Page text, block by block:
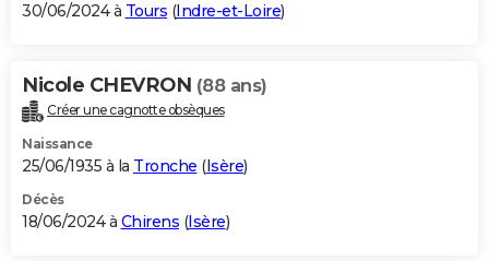
30/06/2024 à Tours (Indre-et-Loire)
Nicole CHEVRON (88 ans)
Créer une cagnotte obsèques
Naissance
25/06/1935 à la Tronche (Isère)
Décès
18/06/2024 à Chirens (Isère)